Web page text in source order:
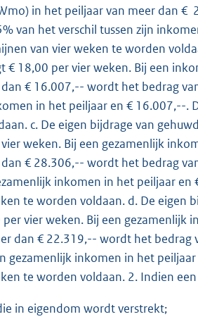
in het peiljaar van meer dan
van het verschil tussen zijn
van vier weken te worden
€ 18,00 per vier weken. Bij een
€ 16.007,-- wordt het bedrag
in het peiljaar en € 16.007,--
c. De eigen bijdrage van
weken. Bij een gezamenlijk
€ 28.306,-- wordt het bedrag
inkomen in het peiljaar
te worden voldaan. d. De eigen
vier weken. Bij een gezamenlijk
dan € 22.319,-- wordt het
gezamenlijk inkomen in het
te worden voldaan. 2. Indien
in eigendom wordt verstrekt;